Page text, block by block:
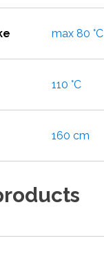
max 80 °C
110 °C
160 cm